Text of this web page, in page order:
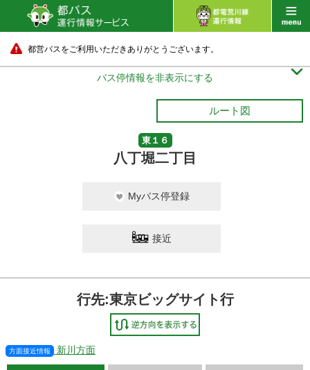
都営バスをご利用いただきありがとうございます。
バス停情報を非表示にする 
ルート図
東１６
八丁堀二丁目
Myバス停登録
接近
行先:東京ビッグサイト行
方面接近情報 新川方面